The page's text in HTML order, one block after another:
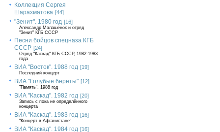
Коллекция Сергея
Шарахматова [44]
"Зенит". 1980 год [16]
Александр Малашёнок и отряд
"Зенит" КГБ СССР
Песни бойцов спецназа КГБ
СССР [24]
Отряд "Каскад" КГБ СССР, 1982-1983
года
ВИА "Восток". 1988 год [19]
Последний концерт
ВИА "Голубые береты" [12]
"Память". 1988 год
ВИА "Каскад". 1982 год [20]
Запись с пока не определённого
концерта
ВИА "Каскад". 1983 год [16]
"Концерт в Афганистане"
ВИА "Каскад". 1984 год [16]